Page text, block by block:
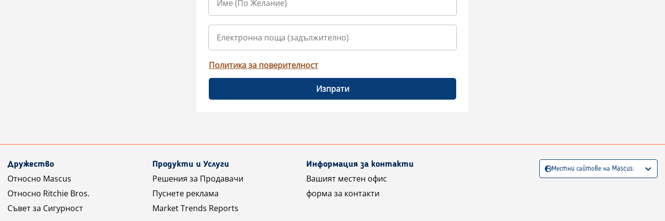
Политика за поверителност
Изпрати
Дружество
Относно Mascus
Относно Ritchie Bros.
Съвет за Сигурност
Продукти и Услуги
Решения за Продавачи
Пуснете реклама
Market Trends Reports
Информация за контакти
Вашият местен офис
форма за контакти
Местни сайтове на Mascus: